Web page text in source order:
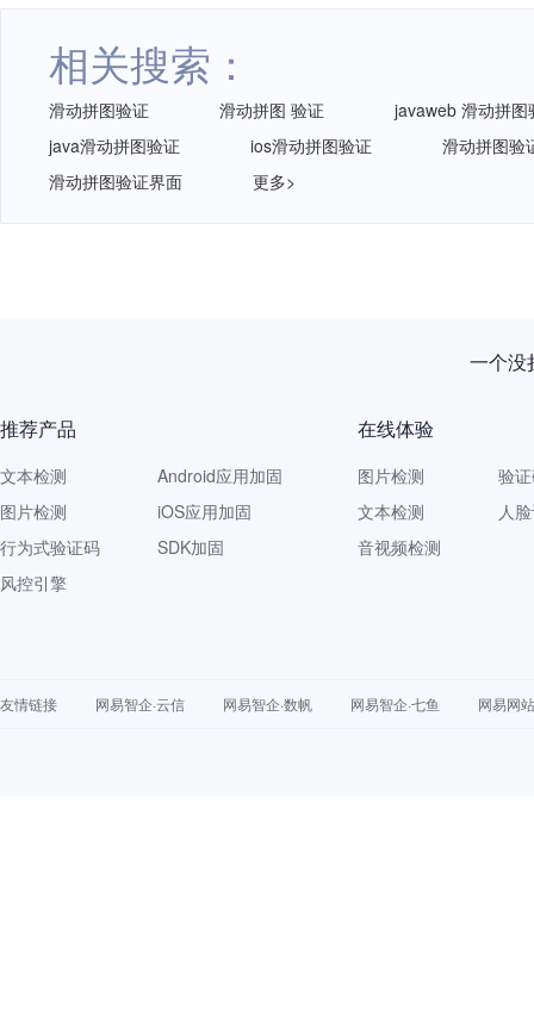
相关搜索：
滑动拼图验证 滑动拼图 验证
javaweb 滑动拼图
java滑动拼图验证
ios滑动拼图验证
滑动拼图验
滑动拼图验证界面
更多>
一个没
推荐产品
文本检测
图片检测
行为式验证码
风控引擎
Android应用加固
iOS应用加固
SDK加固
在线体验
图片检测
文本检测
音视频检测
验
人
友情链接 网易智企·云信 网易智企·数帆 网易智企·七鱼 网易网